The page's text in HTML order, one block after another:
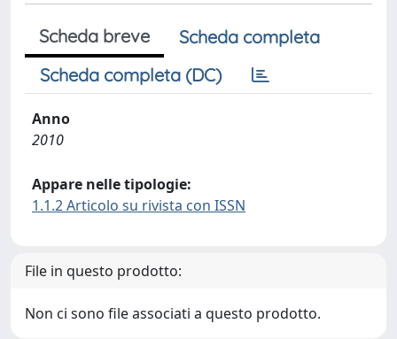
Scheda breve
Scheda completa
Scheda completa (DC)
Anno
2010
Appare nelle tipologie:
1.1.2 Articolo su rivista con ISSN
File in questo prodotto:
Non ci sono file associati a questo prodotto.